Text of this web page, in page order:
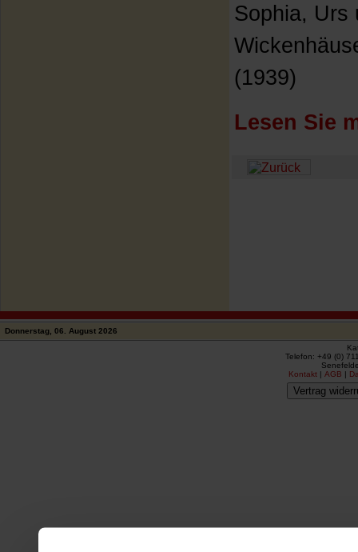
Sophia, Urs
(1939)
Lesen Sie
Donnerstag, 06. August 2026
Telefon: +49 (0)
Kontakt |AGB |
Vertrag